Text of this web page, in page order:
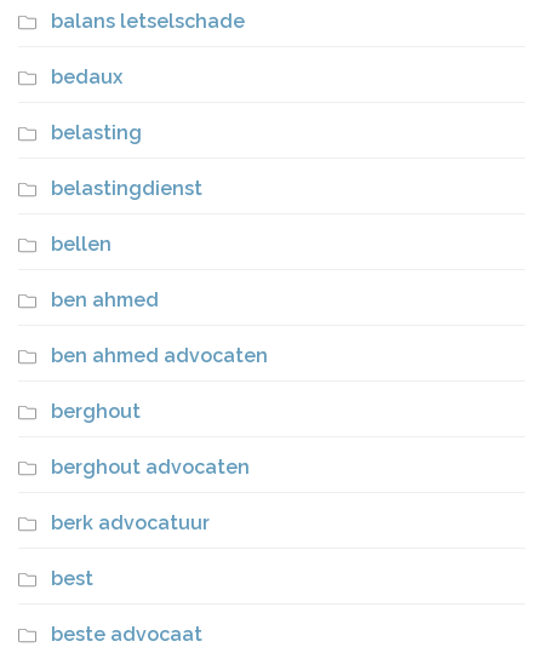
balans letselschade
bedaux
belasting
belastingdienst
bellen
ben ahmed
ben ahmed advocaten
berghout
berghout advocaten
berk advocatuur
best
beste advocaat